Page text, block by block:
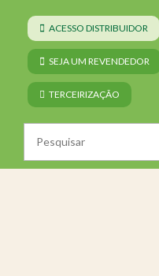
ACESSO DISTRIBUIDOR
SEJA UM REVENDEDOR
TERCEIRIZAÇÃO